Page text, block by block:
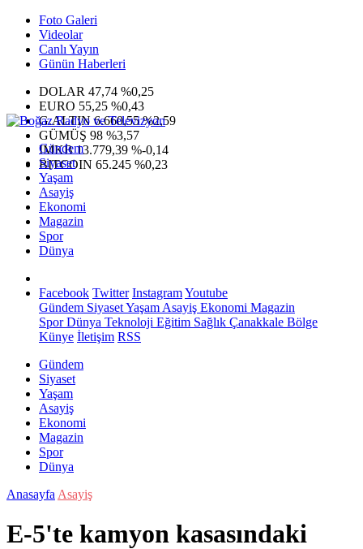
Foto Galeri
Videolar
Canlı Yayın
Günün Haberleri
DOLAR 47,74 %0,25
EURO 55,25 %0,43
G.ALTIN6.660,55 %2,59
GÜMÜŞ 98 %3,57
IMKB13.779,39 %-0,14
BITCOIN 65.245 %0,23
Gündem
Siyaset
Yaşam
Asayiş
Ekonomi
Magazin
Spor
Dünya
Facebook Twitter InstagramYoutube
Gündem SiyasetYaşam Asayiş Ekonomi Magazin
SporDünya Teknoloji Eğitim Sağlık Çanakkale Bölge
Künye İletişim RSS
Gündem
Siyaset
Yaşam
Asayiş
Ekonomi
Magazin
Spor
Dünya
Anasayfa Asayiş
E-5'te kamyon kasasındaki